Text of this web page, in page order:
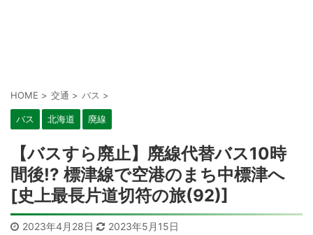
HOME > 交通 > バス >
バス 北海道 廃線
【バスすら廃止】廃線代替バス10時
間後!? 標津線で空港のまち中標津へ
[史上最長片道切符の旅(92)]
2023年4月28日 2023年5月15日